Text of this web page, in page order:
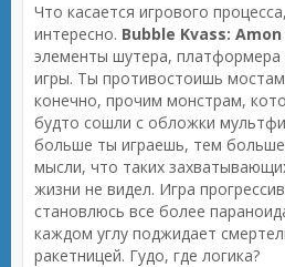
Что касается игрового
интересно. Bubble Kvass: Amon
элементы шутера, платформера
игры. Ты противостоишь
конечно, прочим монстрам,
будто сошли с обложки
больше ты играешь, тем
мысли, что таких
жизни не видел. Игра
становлюсь все более
каждом углу поджидает
ракетницей. Гудо, где логика?